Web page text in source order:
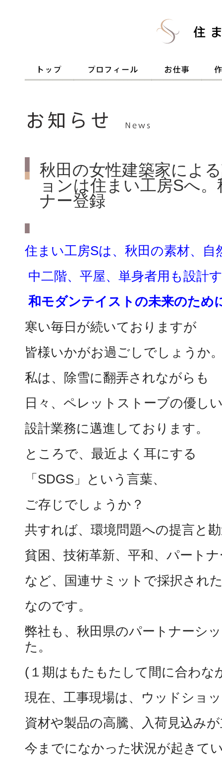
秋田の女性建築家によ
ョンは住まい工房Sへ
ナー登録
住まい工房Sは、秋田の素材、自
中二階、平屋、単身者用も設計
和モダンテイストの未来のため
寒い毎日が続いておりますが
皆様いかがお過ごしでしょうか
私は、除雪に翻弄されながらも
日々、ペレットストーブの優し
設計業務に邁進しております。
ところで、最近よく耳にする
「SDGS」という言葉、
ご存じでしょうか？
共すれば、環境問題への提言と
貧困、技術革新、平和、パート
など、国連サミットで採択され
なのです。
弊社も、秋田県のパートナーシ
た。
(１期はもたもたして間に合わな
現在、工事現場は、ウッドショ
資材や製品の高騰、入荷見込み
今までになかった状況が起きて